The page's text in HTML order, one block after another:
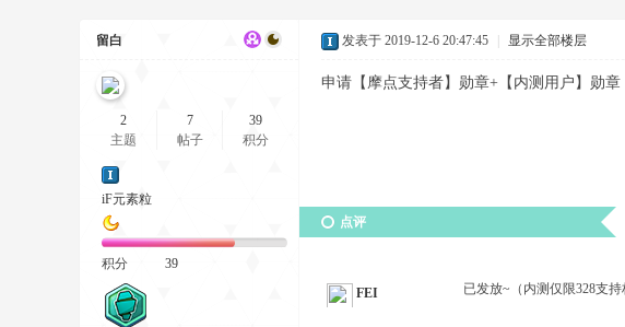
留白
2
主题
7
帖子
39
积分
iF元素粒
积分 39
发表于 2019-12-6 20:47:45 显示全部楼层
申请【摩点支持者】勋章+【内测用户】勋章
点评
FEI 已发放~（内测仅限328支持